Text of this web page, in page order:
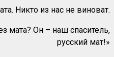
Никто из нас не виноват.
мата? Он – наш спаситель,
русский мат!»